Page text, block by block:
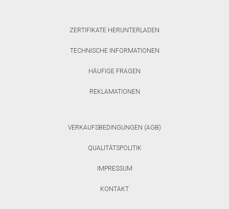
ZERTIFIKATE HERUNTERLADEN
TECHNISCHE INFORMATIONEN
HÄUFIGE FRAGEN
REKLAMATIONEN
VERKAUFSBEDINGUNGEN (AGB)
QUALITÄTSPOLITIK
IMPRESSUM
KONTAKT